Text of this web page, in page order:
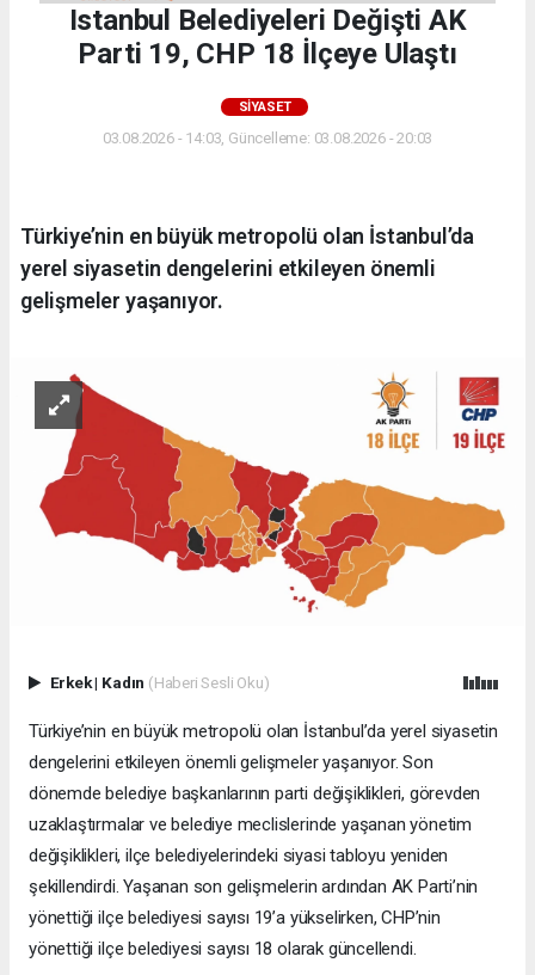
Istanbul Belediyeleri Değişti AK
Parti 19, CHP 18 İlçeye Ulaştı
SIYASET
03.08.2026 - 14:03, Güncelleme: 03.08.2026 - 20:03
Türkiye’nin en büyük metropolü olan İstanbul’da
yerel siyasetin dengelerini etkileyen önemli
gelişmeler yaşanıyor.
Erkek| Kadın (Haberi Sesli Oku)
Türkiye’nin en büyük metropolü olan İstanbul’da yerel siyasetin
dengelerini etkileyen önemli gelişmeler yaşanıyor. Son
dönemde belediye başkanlarının parti değişiklikleri, görevden
uzaklaştırmalar ve belediye meclislerinde yaşanan yönetim
değişiklikleri, ilçe belediyelerindeki siyasi tabloyu yeniden
şekillendirdi. Yaşanan son gelişmelerin ardından AK Parti’nin
yönettiği ilçe belediyesi sayısı 19’a yükselirken, CHP’nin
yönettiği ilçe belediyesi sayısı 18 olarak güncellendi.